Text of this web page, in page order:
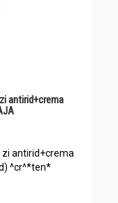
antirid+crema
antirid+crema
^cr^*ten*